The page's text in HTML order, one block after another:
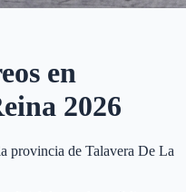
en
2026
provincia de Talavera De La